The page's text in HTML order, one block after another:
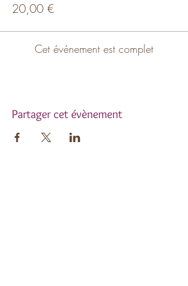
20,00 €
Cet événement est complet
Partager cet évènement